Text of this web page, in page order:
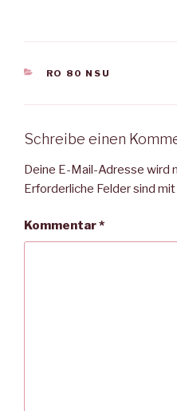
KATEGORIEN
RO 80 NSU
Schreibe einen
Deine E-Mail-Adresse wird
Erforderliche Felder sind mit
Kommentar*